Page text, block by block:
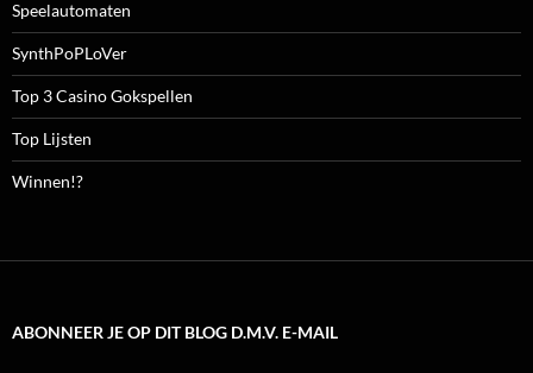
Speelautomaten
SynthPoPLoVer
Top 3 Casino Gokspellen
Top Lijsten
Winnen!?
ABONNEER JE OP DIT BLOG D.M.V. E-MAIL